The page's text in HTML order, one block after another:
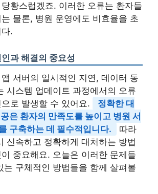
황스럽겠죠. 이러한 오류는 환자들
물론, 병원 운영에도 비효율을 초
.
과 해결의 중요성
서버의 일시적인 지연, 데이터 동
시스템 업데이트 과정에서의 오류
로 발생할 수 있어요.
정확한 대
은 환자의 만족도를 높이고 병원 서
구축하는 데 필수적입니다.
따라
신속하고 정확하게 대처하는 방법
중요해요. 오늘은 이러한 문제들
는 구체적인 방법들을 함께 살펴볼